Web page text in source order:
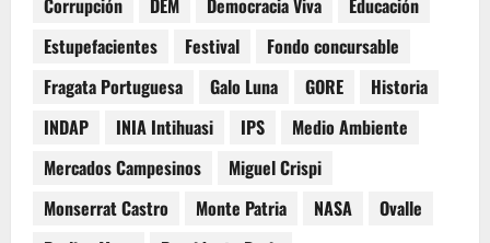
Corrupción
DEM Democracia Viva
Educación
Estupefacientes
Festival
Fondo concursable
Fragata Portuguesa
Galo Luna GORE
Historia
INDAP
INIA Intihuasi IPS
Medio Ambiente
Mercados Campesinos
Miguel Crispi
Monserrat Castro
Monte Patria NASA
Ovalle